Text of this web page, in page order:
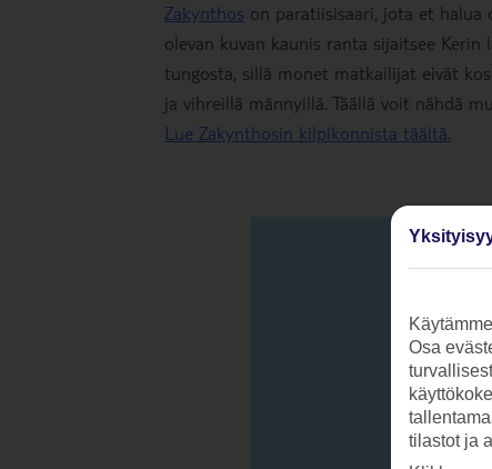
Zakynthos on paratiisisaari, jota et halua
olevan kuvan kaunis ranta sijaitsee
tungosta, sillä monet matkailijat eivät
ja vihreillä männyillä. Täällä voit nähdä
Lue Zakynthosin kilpikonnista täältä.
Osa
tilastot ja